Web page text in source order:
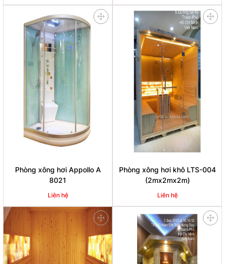
Phòng xông hơi Appollo A
8021
Liên hệ
Phòng xông hơi khô LTS-004
(2mx2mx2m)
Liên hệ